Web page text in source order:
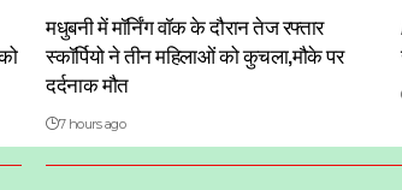
मधुबनी में मॉर्निंग वॉक के दौरान तेज रफ्तार
स्कॉर्पियो ने तीन महिलाओं को कुचला,मौके पर
दर्दनाक मौत
7 hours ago